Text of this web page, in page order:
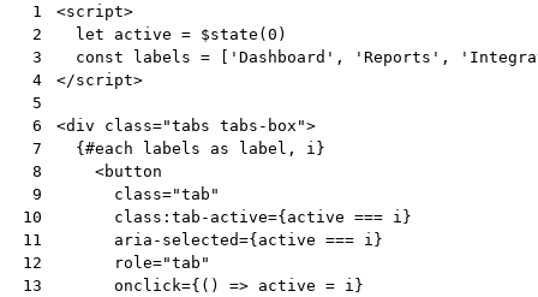
1
2
3
4
5
6
7
8
9
10
11
12
13
<script>
let
active = $state ( 0 )
const
labels = 'Dashboard' , 'Reports' ,
</script>
<div class="tabs tabs-box">
  {#each labels as label, i}
<button
class="tab"
class:tab-active={active === i }
aria-selected={active === i }
role="tab"
onclick={() => active = i}